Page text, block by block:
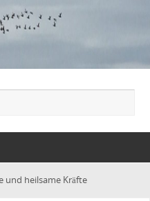
und heilsame Kräfte